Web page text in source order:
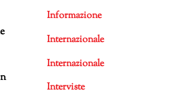
Informazione
Internazionale
Internazionale
Interviste